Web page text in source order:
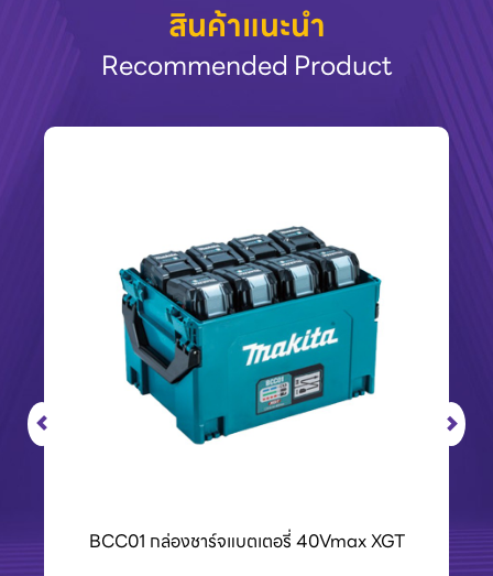
สินค้าแนะนำ
Recommended Product
BCC01 กล่องชาร์จแบตเตอรี่ 40Vmax XGT